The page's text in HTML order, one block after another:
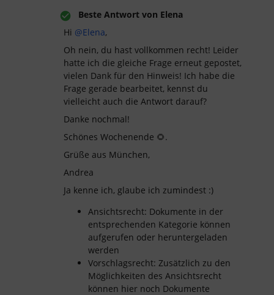
Beste Antwort von Elena
Hi @Elena,
Oh nein, du hast vollkommen recht! Leider
hatte ich die gleiche Frage erneut gepostet,
vielen Dank für den Hinweis! Ich habe die
Frage gerade bearbeitet, kennst du
vielleicht auch die Antwort darauf?
Danke nochmal!
Schönes Wochenende 🌻.
Grüße aus München,
Andrea
Ja kenne ich, glaube ich zumindest :)
Ansichtsrecht: Dokumente in der
entsprechenden Kategorie können
aufgerufen oder heruntergeladen
werden
Vorschlagsrecht: Zusätzlich zu den
Möglichkeiten des Ansichtsrecht
können hier noch Dokumente